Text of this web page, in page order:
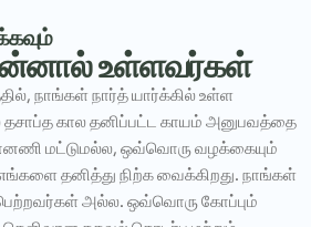
உள்ளவர்கள்
நாங்கள் நார்த் யார்க்கில் உள்ள
தசாப்த கால தனிப்பட்ட காயம் அனுபவத்தை
மட்டுமல்ல, ஒவ்வொரு வழக்கையும்
தனித்து நிற்க வைக்கிறது. நாங்கள்
அல்ல. ஒவ்வொரு கோப்பும்